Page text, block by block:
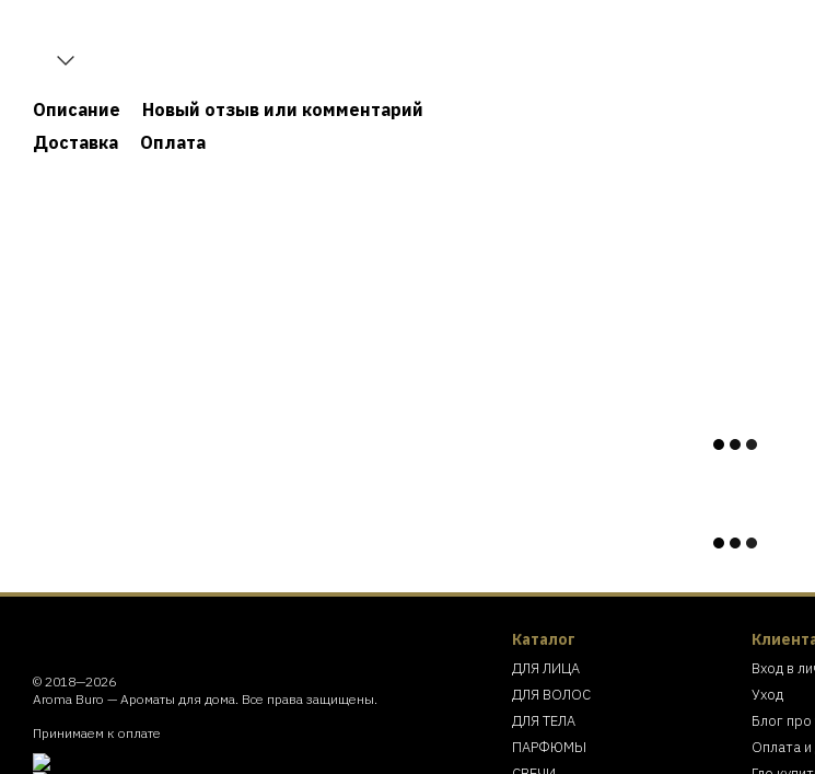
Описание
Новый отзыв или комментарий
Доставка
Оплата
© 2018—2026
Aroma Buro — Ароматы для дома. Все права защищены.
Принимаем к оплате
Каталог
ДЛЯ ЛИЦА
ДЛЯ ВОЛОС
ДЛЯ ТЕЛА
ПАРФЮМЫ
Вход в
Уход
Блог
Оплата